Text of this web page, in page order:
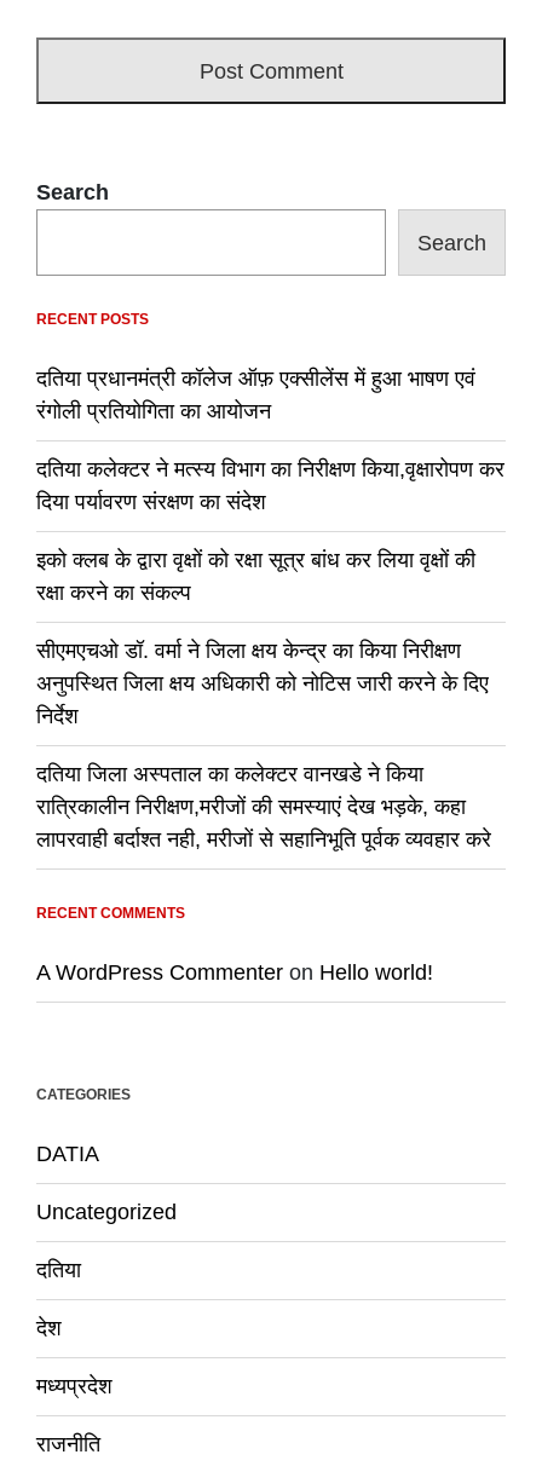
Search
Search
RECENT POSTS
दतिया प्रधानमंत्री कॉलेज ऑफ़ एक्सीलेंस में हुआ भाषण एवं
रंगोली प्रतियोगिता का आयोजन
दतिया कलेक्टर ने मत्स्य विभाग का निरीक्षण किया,वृक्षारोपण कर
दिया पर्यावरण संरक्षण का संदेश
इको क्लब के द्वारा वृक्षों को रक्षा सूत्र बांध कर लिया वृक्षों की
रक्षा करने का संकल्प
सीएमएचओ डॉ. वर्मा ने जिला क्षय केन्द्र का किया निरीक्षण
अनुपस्थित जिला क्षय अधिकारी को नोटिस जारी करने के दिए
निर्देश
दतिया जिला अस्पताल का कलेक्टर वानखडे ने किया
रात्रिकालीन निरीक्षण,मरीजों की समस्याएं देख भड़के, कहा
लापरवाही बर्दाश्त नही, मरीजों से सहानिभूति पूर्वक व्यवहार करे
RECENT COMMENTS
A WordPress Commenter on Hello world!
CATEGORIES
DATIA
Uncategorized
दतिया
देश
मध्यप्रदेश
राजनीति